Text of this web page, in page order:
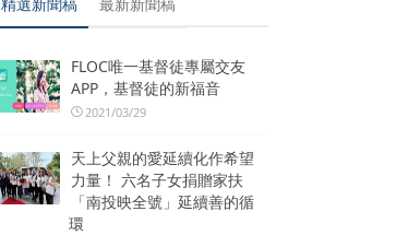
FLOC唯一基督徒專屬交友
APP，基督徒的新福音
2021/03/29
天上父親的愛延續化作希望
力量！ 六名子女捐贈家扶
「南投映全號」延續善的循
環